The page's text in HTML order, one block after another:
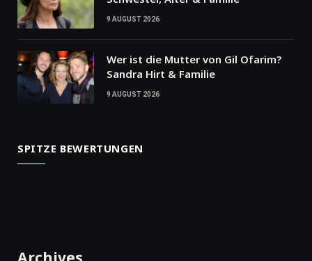
9 AUGUST 2026
Wer ist die Mutter von Gil Ofarim?
Sandra Hirt & Familie
9 AUGUST 2026
SPITZE BEWERTUNGEN